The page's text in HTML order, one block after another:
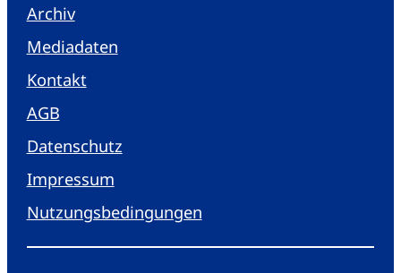
Archiv
Mediadaten
Kontakt
AGB
Datenschutz
Impressum
Nutzungsbedingungen